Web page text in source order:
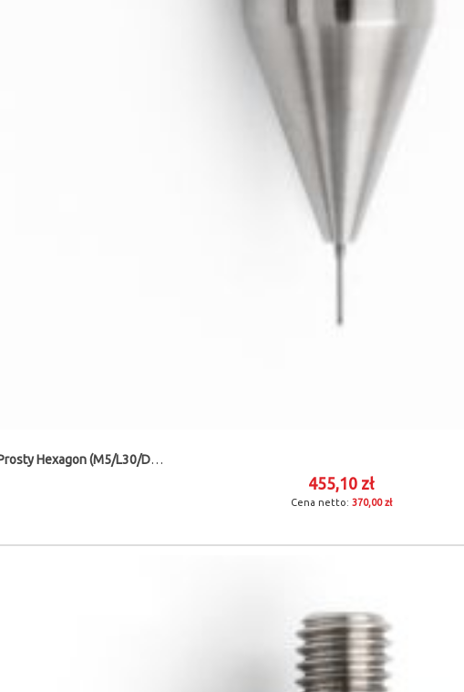
Trzpień Prosty Hexagon (M5/L30/D0,5)
455,10 zł
370,00 zł